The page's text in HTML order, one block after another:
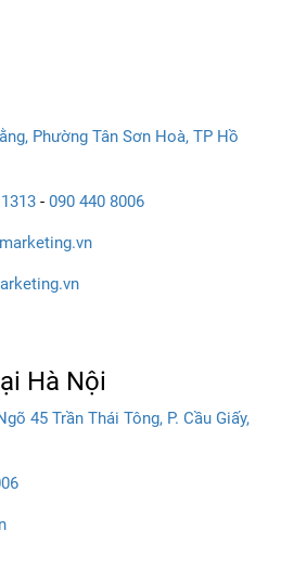
Phường Tân Sơn Hoà, TP Hồ
- 090 440 8006
Hà Nội
45 Trần Thái Tông, P. Cầu Giấy,